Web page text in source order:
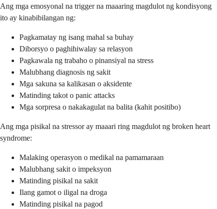
Ang mga emosyonal na trigger na maaaring magdulot ng kondisyong
ito ay kinabibilangan ng:
Pagkamatay ng isang mahal sa buhay
Diborsyo o paghihiwalay sa relasyon
Pagkawala ng trabaho o pinansiyal na stress
Malubhang diagnosis ng sakit
Mga sakuna sa kalikasan o aksidente
Matinding takot o panic attacks
Mga sorpresa o nakakagulat na balita (kahit positibo)
Ang mga pisikal na stressor ay maaari ring magdulot ng broken heart
syndrome:
Malaking operasyon o medikal na pamamaraan
Malubhang sakit o impeksyon
Matinding pisikal na sakit
Ilang gamot o iligal na droga
Matinding pisikal na pagod